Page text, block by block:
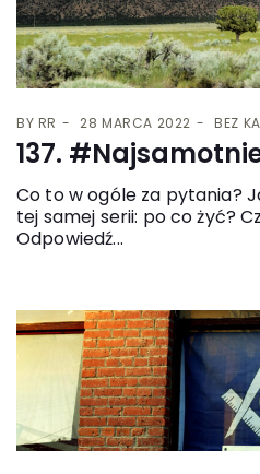
BY RR 28 MARCA 2022 BEZ
137.
Co to w ogóle za pytania?
tej samej serii: po co żyć?
Odpowiedź...